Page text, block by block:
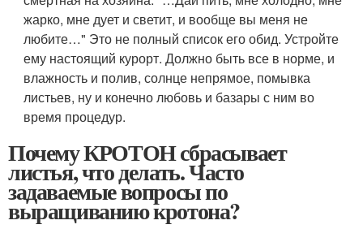
жарко, мне дует и светит, и вообще вы меня не
любите…" Это не полный список его обид. Устройте
ему настоящий курорт. Должно быть все в норме, и
влажность и полив, солнце непрямое, помывка
листьев, ну и конечно любовь и базары с ним во
время процедур.
Почему КРОТОН сбрасывает
листья, что делать. Часто
задаваемые вопросы по
выращиванию кротона?